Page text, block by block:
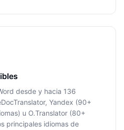
desde y hacia 136
Yandex (90+
u O.Translator (80+
principales idiomas de